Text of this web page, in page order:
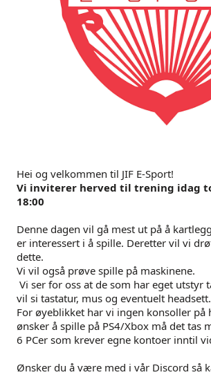
Hei og velkommen til JIF E-Sport!
Vi inviterer herved til trening idag
18:00
Denne dagen vil gå mest ut på å
er interessert i å spille. Deretter vil vi
dette.
Vi vil også prøve spille på maskinene.
Vi ser for oss at de som har eget utstyr
vil si tastatur, mus og eventuelt headsett.
For øyeblikket har vi ingen konsoller på
ønsker å spille på PS4/Xbox må det tas
6 PCer som krever egne kontoer inntil
Ønsker du å være med i vår Discord så